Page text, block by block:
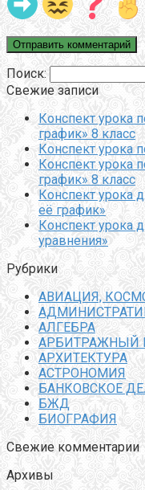
Поиск:
Свежие записи
Конспект урока
график» 8 класс
Конспект урока
Конспект урока
график» 8 класс
Конспект урока
её график»
Конспект урока
уравнения»
Рубрики
АВИАЦИЯ,
АЛГЕБРА
АРБИТРАЖНЫЙ
АРХИТЕКТУРА
АСТРОНОМИЯ
БАНКОВСКОЕ
БЖД
БИОГРАФИЯ
Свежие комментарии
Архивы